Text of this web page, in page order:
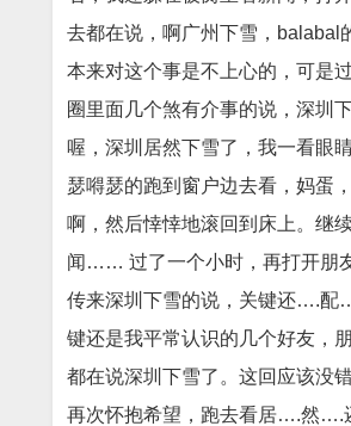
去都在说，啊广州下雪，
本来对这个事是不上心的，可是
圈里面几个煞有介事的说，深圳
喔，深圳居然下雪了，我一看眼
瑟嘚瑟的跑到窗户边去看，妈蛋
啊，然后悻悻地滚回到床上。继
闻…… 过了一个小时，再打开朋
传来深圳下雪的说，关键还….
键还是我平常认识的几个好友，
都在说深圳下雪了。这回应该没
再次怀抱希望，跑去看居….然